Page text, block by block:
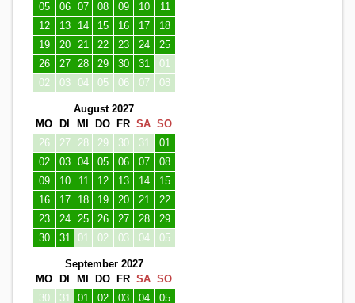
05
06 07 08 09 10
11
12
13 14 15 16 17
18
19
20 21 22 23 24
25
26
27 28 29 30 31
01
02
03 04 05 06 07 08
August 2027
MO
DI MI DO FR SA SO
26
27 28 29 30 31
01
02
03 04 05 06 07
08
09
10 11 12 13 14
15
16
17 18 19 20 21
22
23
24 25 26 27 28
29
30
31 01 02 03 04 05
September 2027
MO
DI MI DO FR SA SO
30
31 01 02 03 04 05